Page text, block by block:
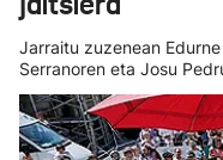
Jarraitu zuzenean
Serranoren eta Josu